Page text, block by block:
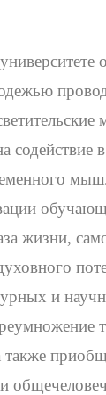
содействие
жизни,
и
также